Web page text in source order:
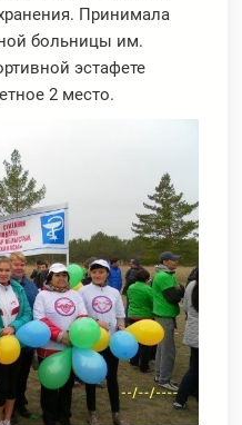
Принимала
больницы им.
эстафете
2 место.